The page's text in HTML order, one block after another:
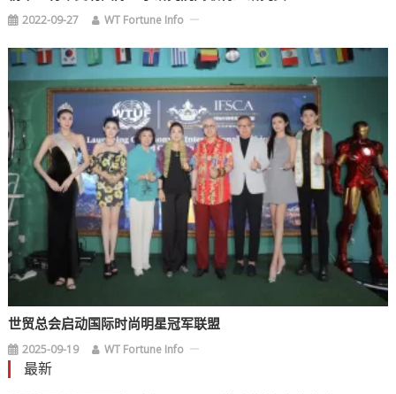
2022-09-27 WT Fortune Info
世贸总会启动国际时尚明星冠军联盟
2025-09-19 WT Fortune Info
最新